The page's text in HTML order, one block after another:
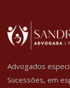
Advogados
Sucessões, em